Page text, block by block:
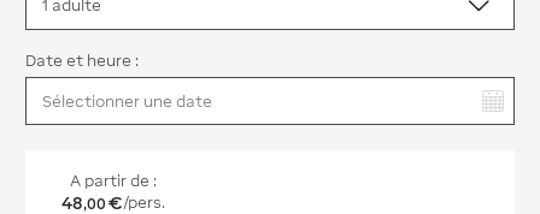
Date et heure :
A partir de :
48,00 €/pers.